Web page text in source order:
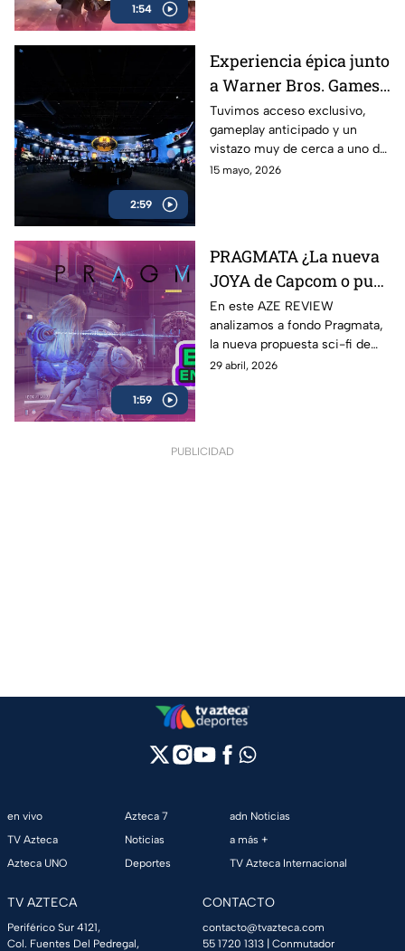
1:54
2:59
Experiencia épica junto
a Warner Bros. Games
antes del estreno de
LEGO Batman: El
Legado del Caballero de
la Noche
Tuvimos acceso exclusivo,
gameplay anticipado y un
vistazo muy de cerca a uno de
los lanzamientos más
15 mayo, 2026
1:59
PRAGMATA ¿La nueva
JOYA de Capcom o pura
expectativa? | AZE
Review
En este AZE REVIEW
analizamos a fondo Pragmata,
la nueva propuesta sci-fi de
Capcom que ha generado
29 abril, 2026
PUBLICIDAD
en vivo
TV Azteca
Azteca UNO
Azteca 7
Noticias
Deportes
adn Noticias
a más +
TV Azteca Internacional
TV AZTECA
Periférico Sur 4121,
Col. Fuentes Del Pedregal,
CONTACTO
contacto@tvazteca.com
55 1720 1313 | Conmutador